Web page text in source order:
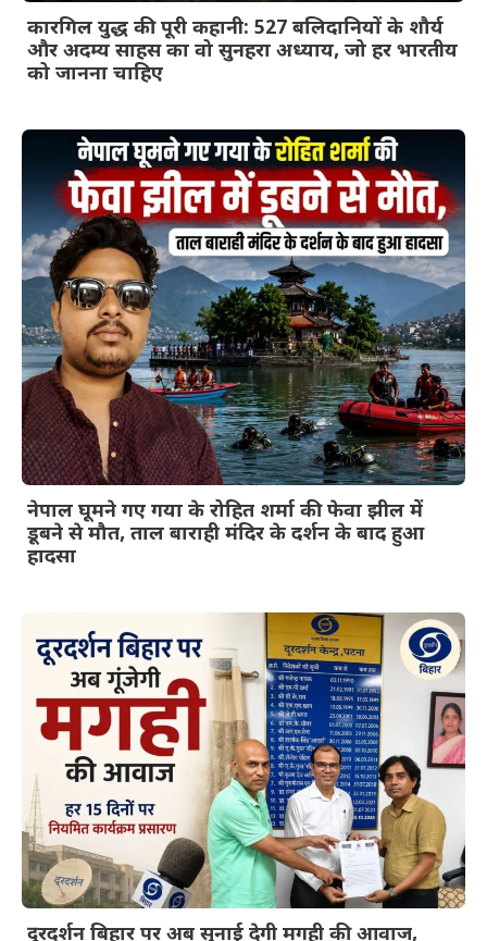
कारगिल युद्ध की पूरी कहानी: 527 बलिदानियों के शौर्य
और अदम्य साहस का वो सुनहरा अध्याय, जो हर भारतीय
को जानना चाहिए
नेपाल घूमने गए गया के रोहित शर्मा की फेवा झील में
डूबने से मौत, ताल बाराही मंदिर के दर्शन के बाद हुआ
हादसा
दूरदर्शन बिहार पर अब सुनाई देगी मगही की आवाज,